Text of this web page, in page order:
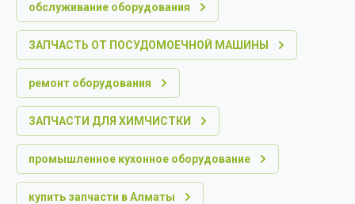
обслуживание оборудования
ЗАПЧАСТЬ ОТ ПОСУДОМОЕЧНОЙ МАШИНЫ
ремонт оборудования
ЗАПЧАСТИ ДЛЯ ХИМЧИСТКИ
промышленное кухонное оборудование
купить запчасти в Алматы